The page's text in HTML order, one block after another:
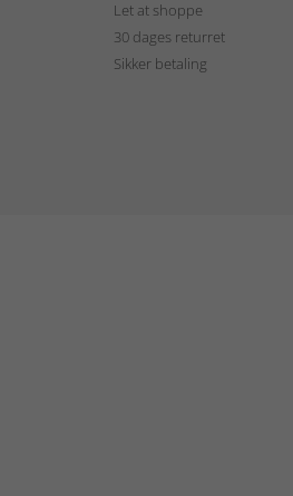
Let at shoppe
30 dages returret
Sikker betaling